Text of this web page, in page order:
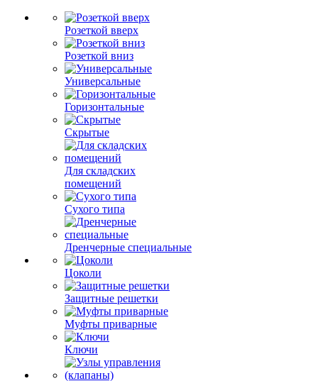
Розеткой вверх
Розеткой вниз
Универсальные
Горизонтальные
Скрытые
Для складских
помещений
Сухого типа
Дренчерные специальные
Цоколи
Защитные решетки
Муфты приварные
Ключи